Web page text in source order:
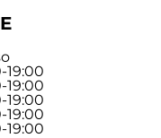
19:00
19:00
19:00
19:00
19:00